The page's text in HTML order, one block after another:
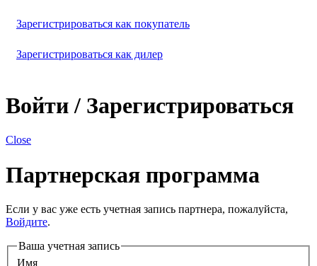
Зарегистрироваться как покупатель
Зарегистрироваться как дилер
Войти / Зарегистрироваться
Close
Партнерская программа
Если у вас уже есть учетная запись партнера, пожалуйста,
Войдите.
Ваша учетная запись
Имя